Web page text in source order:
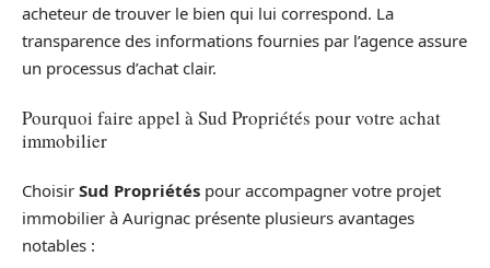
acheteur de trouver le bien qui lui correspond. La
transparence des informations fournies par l’agence assure
un processus d’achat clair.
Pourquoi faire appel à Sud Propriétés pour votre achat
immobilier
Choisir Sud Propriétés pour accompagner votre projet
immobilier à Aurignac présente plusieurs avantages
notables :